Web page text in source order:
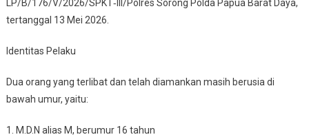
LP/B/176/V/2026/SPKT‑III/Polres Sorong Polda Papua Barat Daya,
tertanggal 13 Mei 2026.
Identitas Pelaku
Dua orang yang terlibat dan telah diamankan masih berusia di
bawah umur, yaitu:
1. M.D.N alias M, berumur 16 tahun